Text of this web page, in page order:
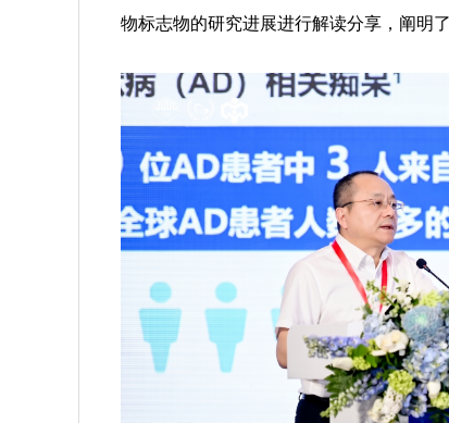
物标志物的研究进展进行解读分享，阐明